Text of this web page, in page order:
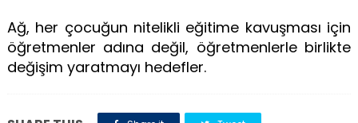
Ağ, her çocuğun nitelikli eğitime kavuşması için
öğretmenler adına değil, öğretmenlerle birlikte
değişim yaratmayı hedefler.